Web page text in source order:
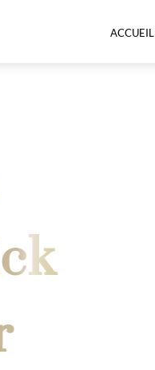
ACCUEIL